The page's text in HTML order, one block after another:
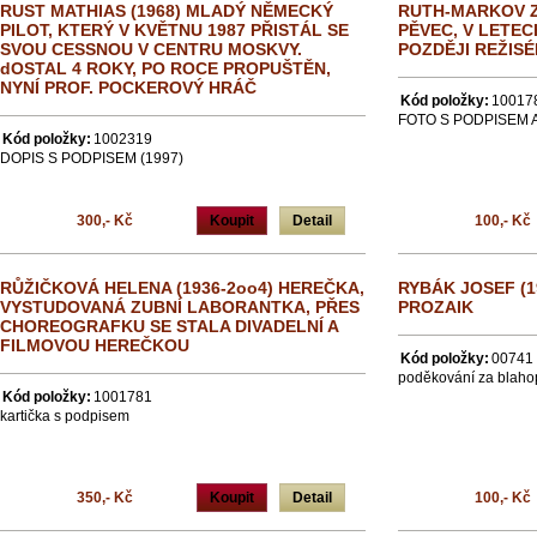
RUST MATHIAS (1968) MLADÝ NĚMECKÝ
PILOT, KTERÝ V KVĚTNU 1987 PŘISTÁL SE
SVOU CESSNOU V CENTRU MOSKVY.
dOSTAL 4 ROKY, PO ROCE PROPUŠTĚN,
NYNÍ PROF. POCKEROVÝ HRÁČ
Kód položky: 1002319
DOPIS S PODPISEM (1997)
Koupit Detail
300,- Kč
RUTH-MARKOV
PĚVEC, V
POZDĚJI
Kód položky:
FOTO S PODPISEM
100,- Kč
RŮŽIČKOVÁ HELENA (1936-2oo4) HEREČKA,
VYSTUDOVANÁ ZUBNÍ LABORANTKA, PŘES
CHOREOGRAFKU SE STALA DIVADELNÍ A
FILMOVOU HEREČKOU
Kód položky: 1001781
kartička s podpisem
Koupit Detail
350,- Kč
RYBÁK JOSEF
PROZAIK
Kód položky: 00741
poděkování za
100,- Kč